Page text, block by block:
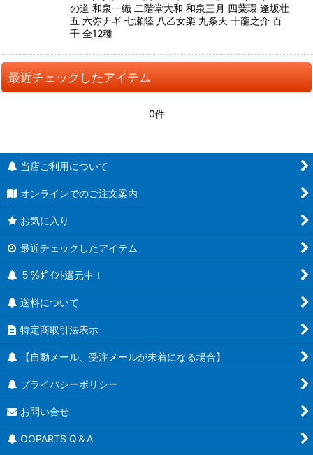
の道 和泉一織 二階堂大和 和泉三月 四葉環 逢坂壮
五 六弥ナギ 七瀬陸 八乙女楽 九条天 十龍之介 百
千 全12種
最近チェックしたアイテム
0件
当店ご利用について
オンラインでのご注文案内
お気に入り
最近チェックしたアイテム
５％ﾎﾟｲﾝﾄ還元中！
送料について
特定商取引法表示
【自動メール、受注メールが未着になる場合】
プライバシーポリシー
お問い合せ
OOPARTS Q＆A